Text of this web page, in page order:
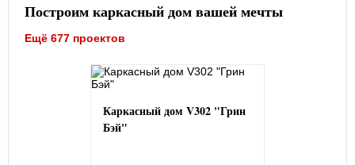
Построим каркасный дом вашей мечты
Ещё 677 проектов
Каркасный дом V302 "Грин
Бэй"